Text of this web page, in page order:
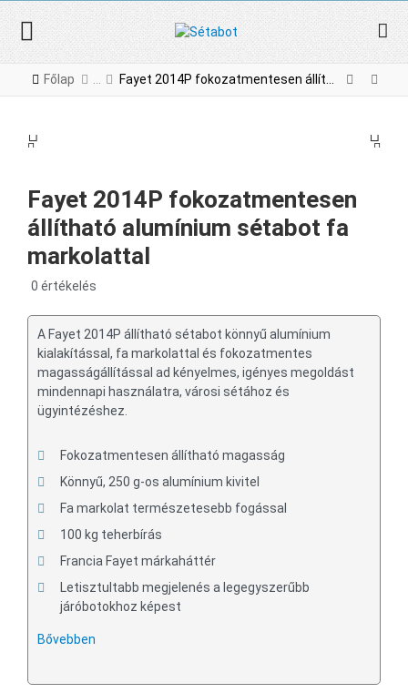
Főlap Fayet 2014P fokozatmentesen állítható alumínium sétabot fa markolattal
Fayet 2014P fokozatmentesen
állítható alumínium sétabot fa
markolattal
0 értékelés
A Fayet 2014P állítható sétabot könnyű alumínium
kialakítással, fa markolattal és fokozatmentes
magasságállítással ad kényelmes, igényes megoldást
mindennapi használatra, városi sétához és
ügyintézéshez.
Fokozatmentesen állítható magasság
Könnyű, 250 g-os alumínium kivitel
Fa markolat természetesebb fogással
100 kg teherbírás
Francia Fayet márkaháttér
Letisztultabb megjelenés a legegyszerűbb
járóbotokhoz képest
Bővebben